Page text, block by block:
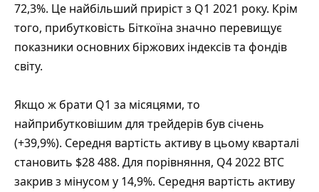
72,3%. Це найбільший приріст з Q1 2021 року. Крім
того, прибутковість Біткоїна значно перевищує
показники основних біржових індексів та фондів
світу.
Якщо ж брати Q1 за місяцями, то
найприбутковішим для трейдерів був січень
(+39,9%). Середня вартість активу в цьому кварталі
становить $28 488. Для порівняння, Q4 2022 BTC
закрив з мінусом у 14,9%. Середня вартість активу